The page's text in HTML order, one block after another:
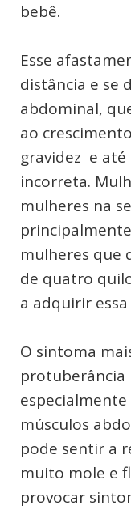
bebê.
Esse
distância e se
abdominal,
ao
gravidez e
incorreta.
mulheres na
mulheres que
de quatro
a adquirir
O sintoma
protuberância
músculos
pode sentir a
muito mole e
provocar